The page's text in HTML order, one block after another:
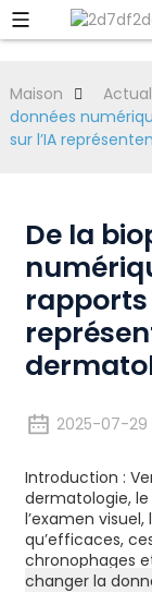
Maison
données
sur l’IA
De la
rapports
2025-07-29
Introduction :
dermatologie,
l’examen
qu’efficaces,
chronophages
changer la